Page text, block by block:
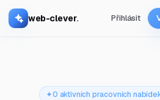
web-clever. Přihlásit
0 aktivních pracovních